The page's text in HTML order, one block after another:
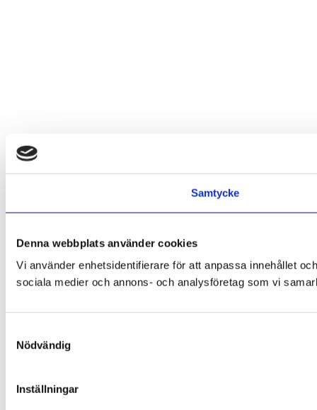
Samtycke
Denna webbplats använder cookies
Vi använder enhetsidentifierare för att anpassa innehållet
sociala medier och annons- och analysföretag som vi
Nödvändig
Inställningar